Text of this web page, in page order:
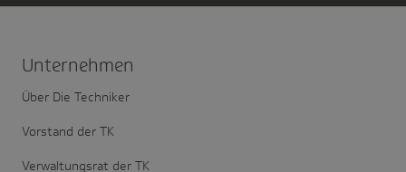
Unter­nehmen
Über Die Techniker
Vorstand der TK
Verwaltungsrat der TK